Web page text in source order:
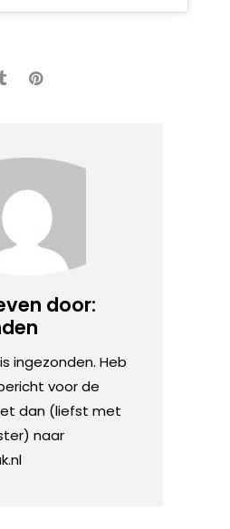
door:
ingezonden. Heb
voor de
dan (liefst met
naar